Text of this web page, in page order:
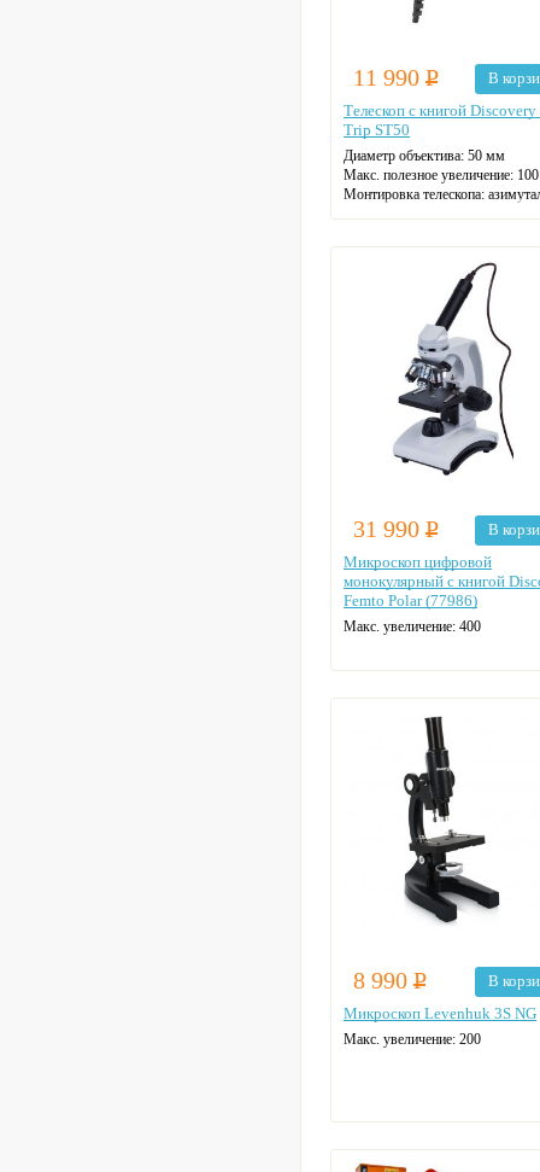
11 990 Р
В
Телескоп с книгой
Trip ST50
Диаметр объектива: 50 мм
Макс. полезное увеличение: 100
Монтировка телескопа:
31 990 Р
В
Микроскоп цифровой
монокулярный с книгой
Femto Polar (77986)
Макс. увеличение: 400
8 990 Р
В
Микроскоп Levenhuk 3S NG
Макс. увеличение: 200